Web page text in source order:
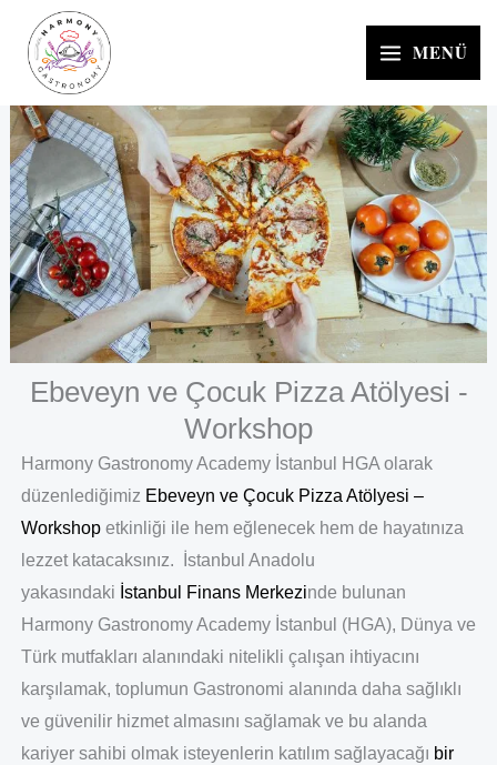
İçeriğe
MENÜ
Ebeveyn ve Çocuk Pizza Atölyesi -
Workshop
Harmony Gastronomy Academy İstanbul HGA olarak
düzenlediğimiz Ebeveyn ve Çocuk Pizza Atölyesi –
Workshopetkinliği ile hem eğlenecek hem de hayatınıza
lezzet katacaksınız. İstanbul Anadolu
yakasındaki İstanbul Finans Merkezinde bulunan
Harmony Gastronomy Academy İstanbul (HGA), Dünya ve
Türk mutfakları alanındaki nitelikli çalışan ihtiyacını
karşılamak, toplumun Gastronomi alanında daha sağlıklı
ve güvenilir hizmet almasını sağlamak ve bu alanda
kariyer sahibi olmak isteyenlerin katılım sağlayacağı bir